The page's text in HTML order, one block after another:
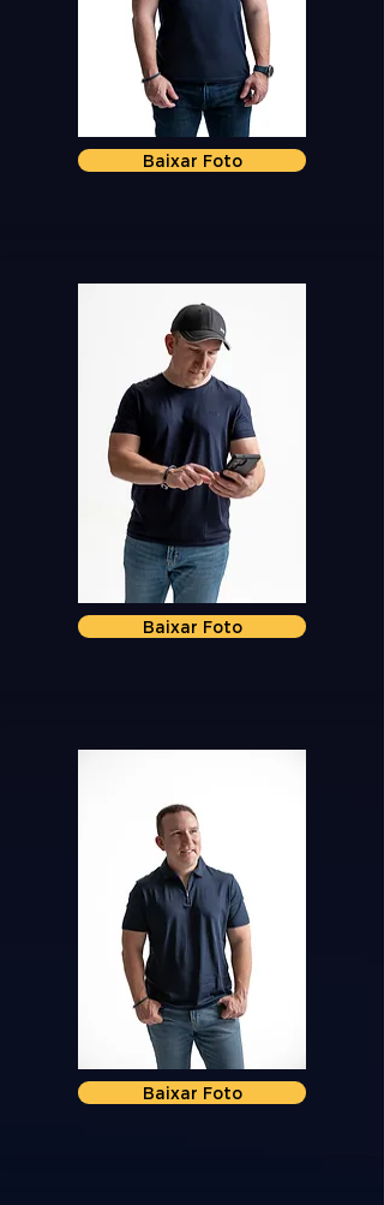
Baixar Foto
Baixar Foto
Baixar Foto